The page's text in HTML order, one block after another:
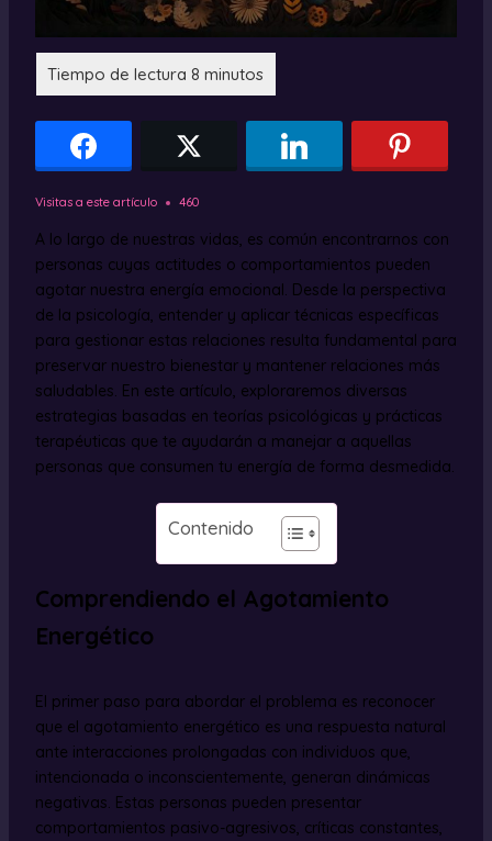
Visitas a este artículo 460
A lo largo de nuestras vidas, es común encontrarnos con
personas cuyas actitudes o comportamientos pueden
agotar nuestra energía emocional. Desde la perspectiva
de la psicología, entender y aplicar técnicas específicas
para gestionar estas relaciones resulta fundamental para
preservar nuestro bienestar y mantener relaciones más
saludables. En este artículo, exploraremos diversas
estrategias basadas en teorías psicológicas y prácticas
terapéuticas que te ayudarán a manejar a aquellas
personas que consumen tu energía de forma desmedida.
Contenido
Comprendiendo el Agotamiento
Energético
El primer paso para abordar el problema es reconocer
que el agotamiento energético es una respuesta natural
ante interacciones prolongadas con individuos que,
intencionada o inconscientemente, generan dinámicas
negativas. Estas personas pueden presentar
comportamientos pasivo-agresivos, críticas constantes,